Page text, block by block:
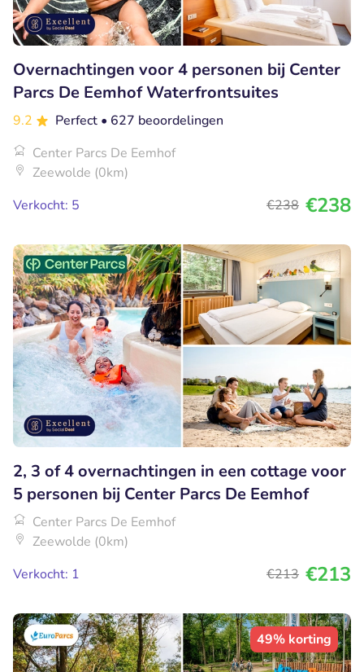
Overnachtingen voor 4 personen bij Center
Parcs De Eemhof Waterfrontsuites
9.2 Perfect • 627 beoordelingen
Center Parcs De Eemhof
Zeewolde (0km)
Verkocht: 5
€238 €238
2, 3 of 4 overnachtingen in een cottage voor
5 personen bij Center Parcs De Eemhof
Center Parcs De Eemhof
Zeewolde (0km)
Verkocht: 1
€213 €213
49% korting